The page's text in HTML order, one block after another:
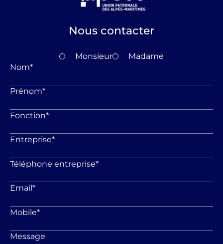
Nous contacter
Monsieur
Madame
Nom*
Prénom*
Fonction*
Entreprise*
Téléphone entreprise*
Email *
Mobile*
Message